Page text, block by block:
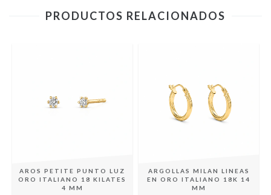
PRODUCTOS RELACIONADOS
AROS PETITE PUNTO LUZ
ORO ITALIANO 18 KILATES
4 MM
ARGOLLAS MILAN LINEAS
EN ORO ITALIANO 18K 14
MM